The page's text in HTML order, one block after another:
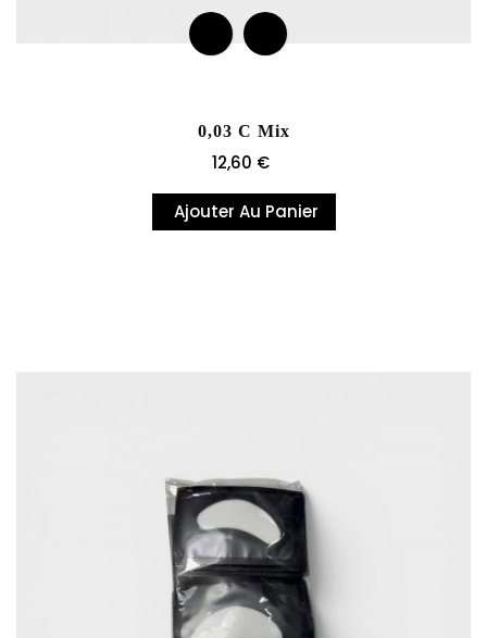
0,03 C Mix
Prix
12,60 €
Ajouter Au Panier